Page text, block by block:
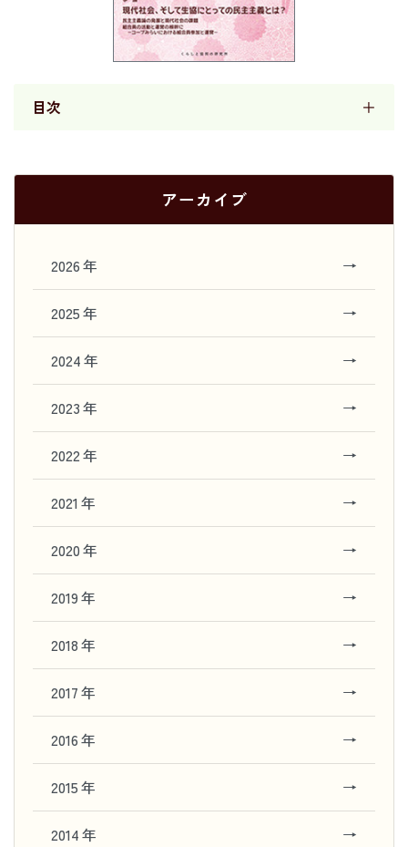
目次 ＋
アーカイブ
2026 年 →
2025 年 →
2024 年 →
2023 年 →
2022 年 →
2021 年 →
2020 年 →
2019 年 →
2018 年 →
2017 年 →
2016 年 →
2015 年 →
2014 年 →